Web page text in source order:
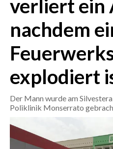
ITALIA
MONDO
POLITICA
ECONOMIA
SERVIZI ALLE IMPRESE
LAVORO
verliert ein
nachdem
explodiert
Der Mann wurde am
Poliklinik Monserrato